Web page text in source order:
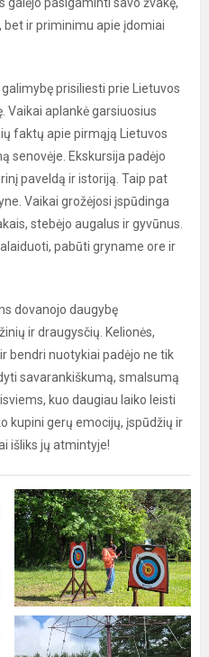
bet ir priminimu apie įdomiai
prisiliesti prie Lietuvos
Vaikai aplankė garsiuosius
faktų apie pirmąją Lietuvos
senovėje. Ekskursija padėjo
paveldą ir istoriją. Taip pat
Vaikai grožėjosi įspūdinga
stebėjo augalus ir gyvūnus.
pabūti gryname ore ir
dovanojo daugybę
ir draugysčių. Kelionės,
bendri nuotykiai padėjo ne tik
savarankiškumą, smalsumą
kuo daugiau laiko leisti
kupini gerų emocijų, įspūdžių ir
išliks jų atmintyje!